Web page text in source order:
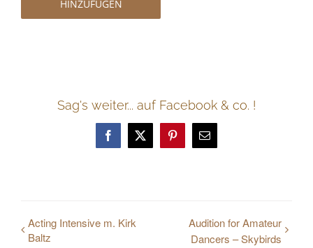
HINZUFÜGEN
Sag's weiter... auf Facebook & co. !
FacebookTwitterPinterest
E-
Mail
Acting Intensive m. Kirk
Baltz
Audition for Amateur
Dancers – Skybirds